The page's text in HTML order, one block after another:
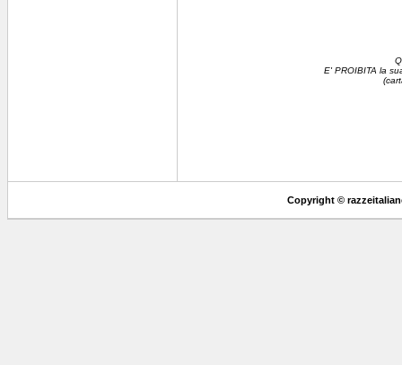
E' PROIBITA la
Copyright ©